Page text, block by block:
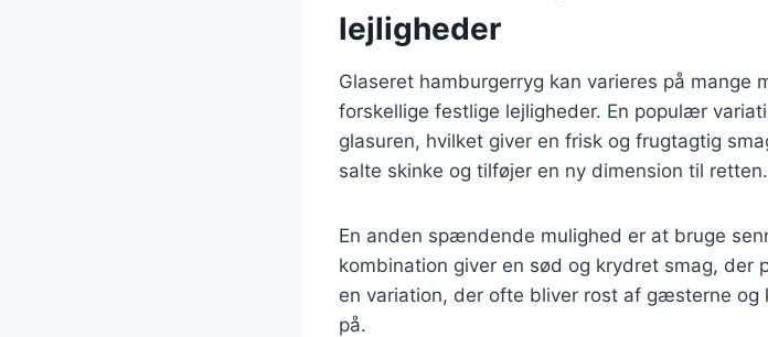
lejligheder
Glaseret hamburgerryg kan varieres på mange
forskellige festlige lejligheder. En populær
glasuren, hvilket giver en frisk og frugtagtig
salte skinke og tilføjer en ny dimension til retten.
En anden spændende mulighed er at bruge
kombination giver en sød og krydret smag, der
en variation, der ofte bliver rost af gæsterne
på.